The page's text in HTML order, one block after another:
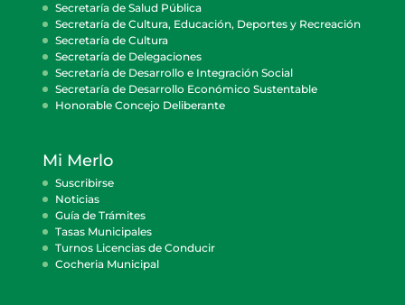
Secretaría de Salud Pública
Secretaría de Cultura, Educación, Deportes y Recreación
Secretaría de Cultura
Secretaría de Delegaciones
Secretaría de Desarrollo e Integración Social
Secretaría de Desarrollo Económico Sustentable
Honorable Concejo Deliberante
Mi Merlo
Suscribirse
Noticias
Guía de Trámites
Tasas Municipales
Turnos Licencias de Conducir
Cocheria Municipal